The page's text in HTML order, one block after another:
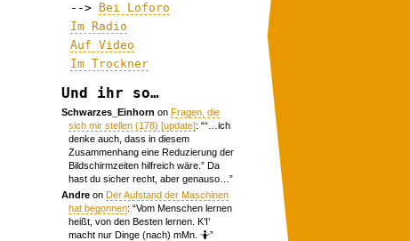
-->
Bei Loforo
Im Radio
Auf Video
Im Trockner
Und ihr so…
Schwarzes_Einhorn onFragen, die
sich mir stellen (178) [update]: ““…ich
denke auch, dass in diesem
Zusammenhang eine Reduzierung der
Bildschirmzeiten hilfreich wäre.” Da
hast du sicher recht, aber genauso… ”
Andre onDer Aufstand der Maschinen
hat begonnen: “Vom Menschen lernen
heißt, von den Besten lernen. K’I’
macht nur Dinge (nach) mMn. 🤷”